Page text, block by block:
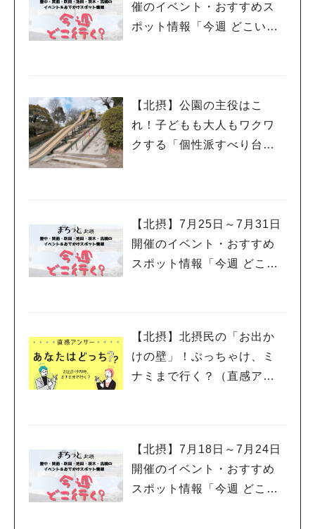
ってくださりパクチーの有無も聞いてくださいます。パクチーが
苦手な方はうれしいですね！ 生春巻きの中には春雨も入ってい
て食べ応え十分です！ 辛いソースで味変はいかが？ 出典：リビ
の色自体は赤くないのでそこまで辛くないのかなとわりとたっぷ
りかけました。 まずは甘味と旨味が最初にきたので、美味しい
～となりましたがそこから少しずつ辛味が出てきました。 めっ
ちゃ辛い！ とまではならなかったので、とても美味しくいただ
けました！ オススメです！ 食後に優しい甘さのベトナム茶 出
した日がかなり暑かったのでアイスにしました。 どんなお味な
のかなと思いながら一口。少し甘さのあるお茶でした。 先ほど
の辛いソースがすっきりとするような食後にはちょうどいい甘さ
のお茶です。 お持ち帰りもオススメです！ 出典：リビング北摂
バインミーはチキンもしくはポークで具材を選ぶ事ができます。
今回お持ち帰りにしたのはイエローチキンカレー。バインミーで
使われているバゲットも自家製でお店のこだわりを感じます。
決して大きくはない店内ですが、お店のこだわりがぎゅぎゅっと
したアールサイゴンさんはJR摂津富田駅から少し離れていま
西国街道を西に3分ほどです。駐輪場と駐車場もありますが駐車
場がいっぱいの場合は近くにコインパーキングがありますのでそ
催のイベント・おすすめス
ポット情報「今週 どこい
【北摂】公園の主役はこ
れ！子どもも大人もワクワ
クする「個性派すべり台」
【北摂】7月25日～7月31日
開催のイベント・おすすめ
スポット情報「今週 どこい
【北摂】北摂民の「お出か
けの壁」！ぶっちゃけ、ミ
ナミまで行く？（直感アン
【北摂】7月18日～7月24日
開催のイベント・おすすめ
スポット情報「今週 どこい